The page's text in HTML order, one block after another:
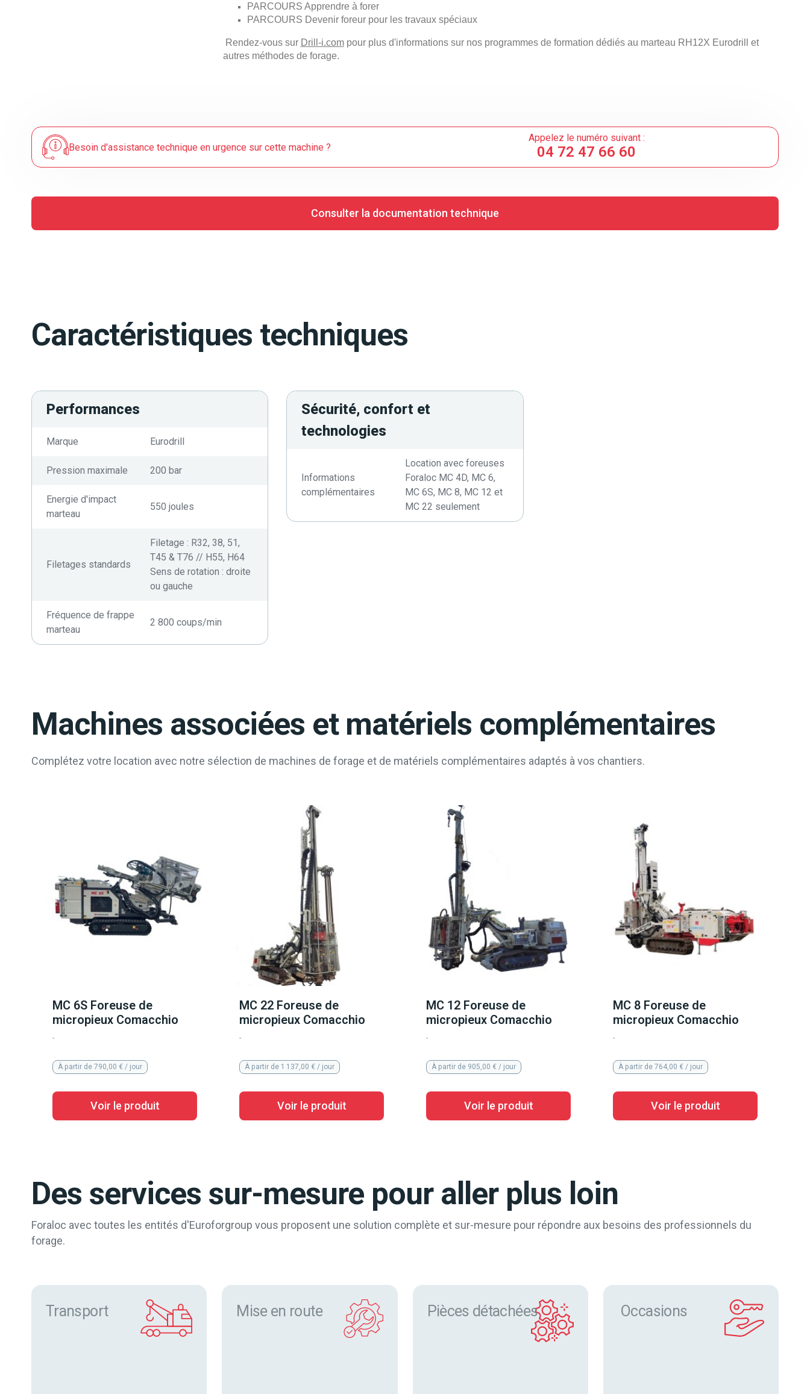
PARCOURS Apprendre à forer
PARCOURS Devenir foreur pour les travaux spéciaux
Rendez-vous sur Drill-i.compour plus d'informations sur nos programmes de formation dédiés au marteau RH12X Eurodrill et
autres méthodes de forage.
Besoin d'assistance technique en urgence sur cette machine ?
Appelez le numéro suivant :
04 72 47 66 60
Consulter la documentation technique
Caractéristiques techniques
Performances
Marque Eurodrill
Pression maximale 200 bar
Energie d'impact
marteau
550 joules
Filetages standards
Filetage : R32, 38, 51,
T45 & T76 // H55, H64
Sens de rotation : droite
ou gauche
Fréquence de frappe
marteau
2 800 coups/min
Sécurité, confort et
technologies
Informations
complémentaires
Location avec foreuses
Foraloc MC 4D, MC 6,
MC 6S, MC 8, MC 12 et
MC 22 seulement
Machines associées et matériels complémentaires
Complétez votre location avec notre sélection de machines de forage et de matériels complémentaires adaptés à vos chantiers.
MC 6S Foreuse de
micropieux Comacchio
-
À partir de 790,00 € / jour
Voir le produit
MC 22 Foreuse de
micropieux Comacchio
-
À partir de 1 137,00 € / jour
Voir le produit
MC 12 Foreuse de
micropieux Comacchio
-
À partir de 905,00 € / jour
Voir le produit
MC 8 Foreuse de
micropieux Comacchio
-
À partir de 764,00 € / jour
Voir le produit
Des services sur-mesure pour aller plus loin
Foraloc avec toutes les entités d'Euroforgroup vous proposent une solution complète et sur-mesure pour répondre aux besoins des professionnels du
forage.
Transport Mise en route Pièces détachées Occasions